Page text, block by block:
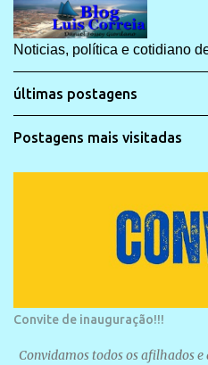
Noticias, política e cotidiano
últimas postagens
Postagens mais visitadas
Convite de inauguração!!!
Convidamos todos os afilhados